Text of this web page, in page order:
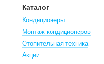
Каталог
Кондиционеры
Монтаж кондиционеров
Отопительная техника
Акции